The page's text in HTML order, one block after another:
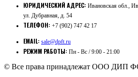
ЮРИДИЧЕСКИЙ АДРЕС: Ивановская обл.,
ул. Дубравная, д. 54
ТЕЛЕФОН: +7 (902) 747 42 17
EMAIL: sale@dpft.ru
РЕЖИМ РАБОТЫ: Пн - Вс / 9:00 - 21:00
© Все права принадлежат ООО ДИП